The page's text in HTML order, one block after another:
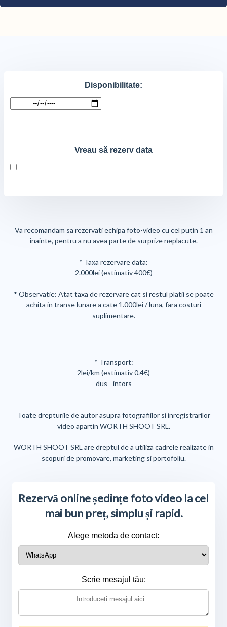
Disponibilitate:
Vreau să rezerv data
Va recomandam sa rezervati echipa foto-video cu cel putin 1 an
inainte, pentru a nu avea parte de surprize neplacute.
* Taxa rezervare data:
2.000lei (estimativ 400€)
* Observatie: Atat taxa de rezervare cat si restul platii se poate
achita in transe lunare a cate 1.000lei / luna, fara costuri
suplimentare.
* Transport:
2lei/km (estimativ 0.4€)
dus - intors
Toate drepturile de autor asupra fotografiilor si inregistrarilor
video apartin WORTH SHOOT SRL.
WORTH SHOOT SRL are dreptul de a utiliza cadrele realizate in
scopuri de promovare, marketing si portofoliu.
Rezervă online ședințe foto video la cel
mai bun preț, simplu și rapid.
Alege metoda de contact:
Scrie mesajul tău: